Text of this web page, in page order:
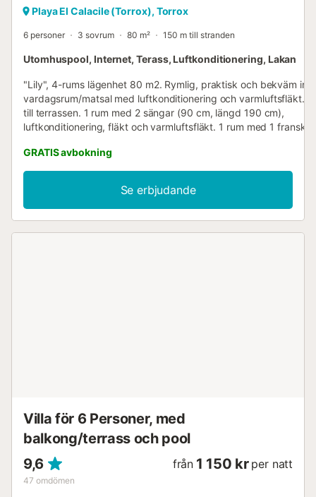
Playa El Calacile (Torrox), Torrox
6 personer 3 sovrum 80 m² 150 m till stranden
Utomhuspool, Internet, Terass, Luftkonditionering, Lakan
"Lily", 4-rums lägenhet 80 m2. Rymlig, praktisk och bekväm
vardagsrum/matsal med luftkonditionering och varmluftsfläkt.
till terrassen. 1 rum med 2 sängar (90 cm, längd 190 cm),
luftkonditionering, fläkt och varmluftsfläkt. 1 rum med 1 fransk
Utgång till terrassen. 1 rum med 1 fransk säng (150 cm, längd
badkar/WC, luftkonditionering, fläkt och varmluftsfläkt. Öppet
(ugn, diskmaskin, 4 keramikhällar, brödrost, vattenkokare,
mikrovågsugn, frys, grill, elektrisk kaffemaskin) med
Dusch/WC. Stor terrass, liten terrass. Terrasmöbler, grill.
GRATIS avbokning
Se erbjudande
Villa för 6 Personer, med
balkong/terrass och pool
9,6
47 omdömen
från 1 150 kr per natt